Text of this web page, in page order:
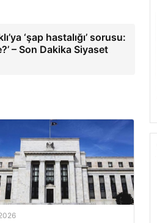
‘şap hastalığı’ sorusu:
– Son Dakika Siyaset